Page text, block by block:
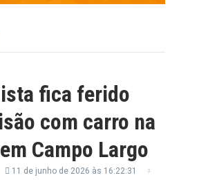
fica ferido
com carro na
Campo Largo
11 de junho de 2026 às 16:22:31